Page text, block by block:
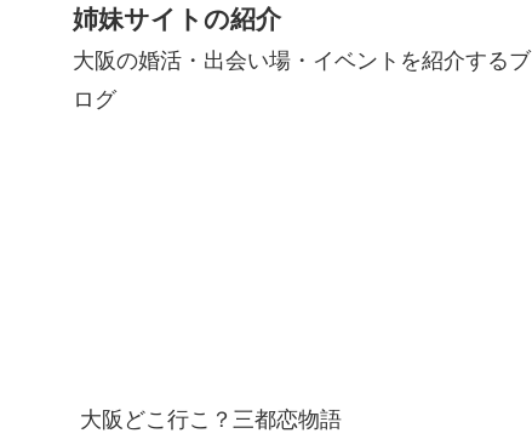
姉妹サイトの紹介
大阪の婚活・出会い場・イベントを紹介するブ
ログ
大阪どこ行こ？三都恋物語